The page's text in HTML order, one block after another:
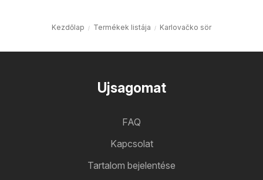
Kezdőlap Termékek listája Karlovačko sör
Ujsagomat
FAQ
Kapcsolat
Tartalom bejelentése